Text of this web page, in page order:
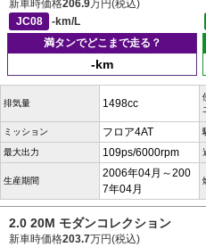
新車時価格206.9万円(税込)
JC08
-km/L
満タンでどこまで走る？
-km
排気量 1498cc
ミッション フロア4AT
最大出力 109ps/6000rpm
生産期間
2006年04月～200
7年04月
2.0 20M モダンコレクション
新車時価格203.7万円(税込)